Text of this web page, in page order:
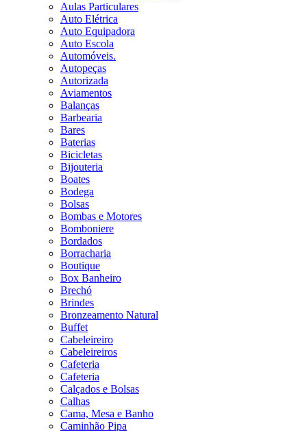
Aulas Particulares
Auto Elétrica
Auto Equipadora
Auto Escola
Automóveis.
Autopeças
Autorizada
Aviamentos
Balanças
Barbearia
Bares
Baterias
Bicicletas
Bijouteria
Boates
Bodega
Bolsas
Bombas e Motores
Bomboniere
Bordados
Borracharia
Boutique
Box Banheiro
Brechó
Brindes
Bronzeamento Natural
Buffet
Cabeleireiro
Cabeleireiros
Cafeteria
Cafeteria
Calçados e Bolsas
Calhas
Cama, Mesa e Banho
Caminhão Pipa